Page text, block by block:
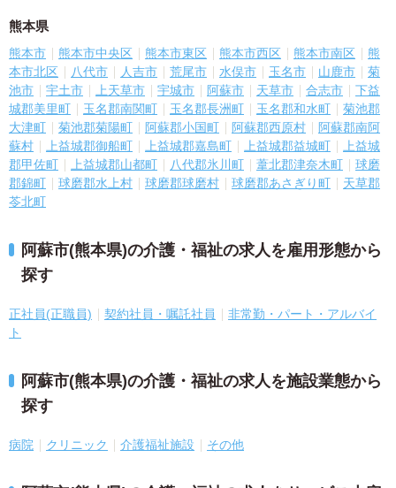
熊本県
熊本市 熊本市中央区 熊本市東区 熊本市西区 熊本市南区
熊
本市北区
八代市 人吉市 荒尾市 水俣市 玉名市 山鹿市
菊
池市
宇土市 上天草市 宇城市 阿蘇市 天草市 合志市
下益
城郡美里町
玉名郡南関町 玉名郡長洲町 玉名郡和水町
菊池郡
大津町
菊池郡菊陽町 阿蘇郡小国町 阿蘇郡西原村
阿蘇郡南阿
蘇村
上益城郡御船町 上益城郡嘉島町 上益城郡益城町
上益城
郡甲佐町
上益城郡山都町 八代郡氷川町 葦北郡津奈木町
球磨
郡錦町
球磨郡水上村 球磨郡球磨村 球磨郡あさぎり町
天草郡
苓北町
阿蘇市(熊本県)の介護・福祉の求人を雇用形態から
探す
正社員(正職員) 契約社員・嘱託社員
非常勤・パート・アルバイ
ト
阿蘇市(熊本県)の介護・福祉の求人を施設業態から
探す
病院 クリニック 介護福祉施設 その他